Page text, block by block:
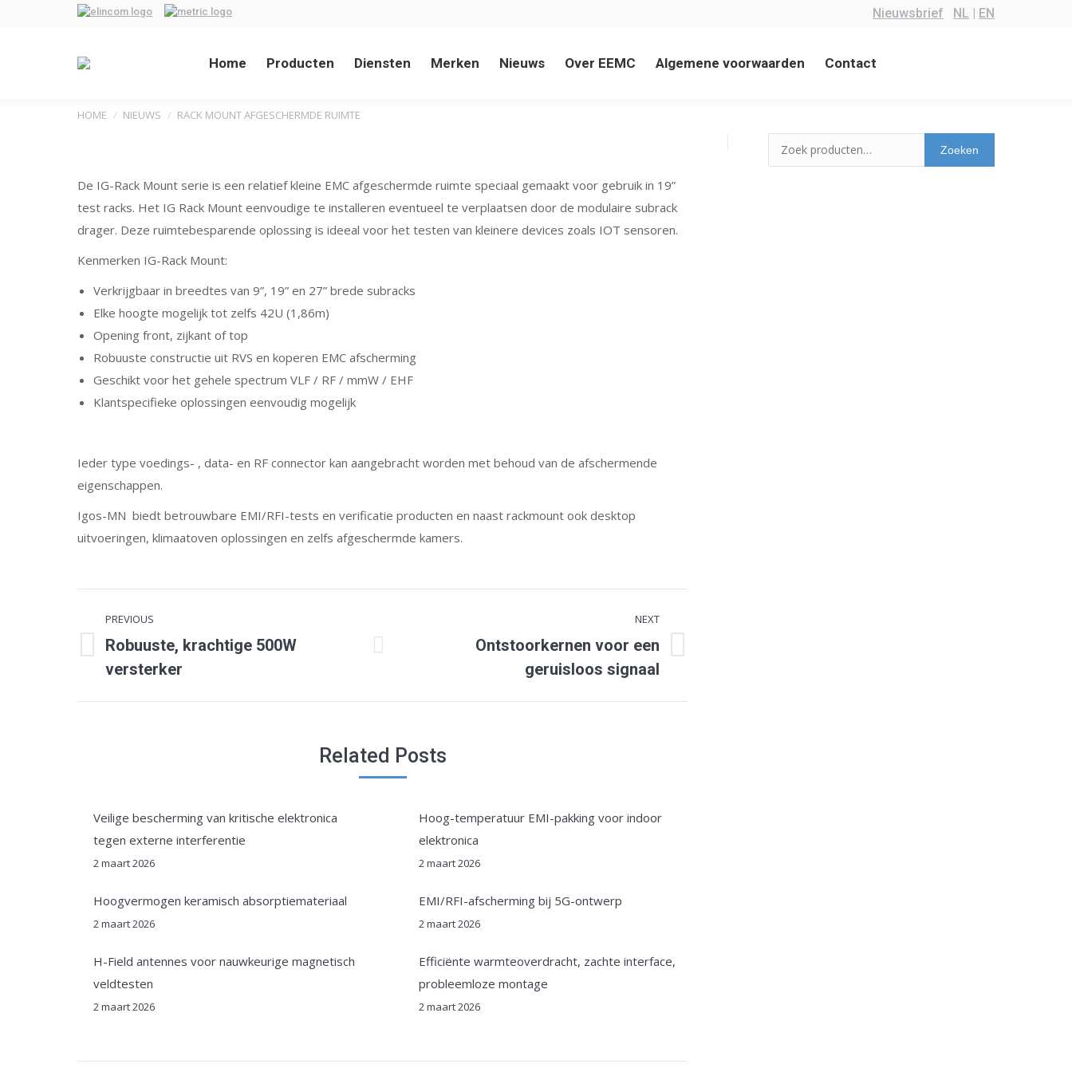
Nieuwsbrief NL | EN
Home Producten Diensten Merken Nieuws Over EEMC Algemene voorwaarden Contact
Je bent hier:
HOME NIEUWS RACK MOUNT AFGESCHERMDE RUIMTE
De IG-Rack Mount serie is een relatief kleine EMC afgeschermde ruimte speciaal gemaakt voor gebruik in 19”
test racks. Het IG Rack Mount eenvoudige te installeren eventueel te verplaatsen door de modulaire subrack
drager. Deze ruimtebesparende oplossing is ideeal voor het testen van kleinere devices zoals IOT sensoren.
Kenmerken IG-Rack Mount:
Verkrijgbaar in breedtes van 9”, 19” en 27” brede subracks
Elke hoogte mogelijk tot zelfs 42U (1,86m)
Opening front, zijkant of top
Robuuste constructie uit RVS en koperen EMC afscherming
Geschikt voor het gehele spectrum VLF / RF / mmW / EHF
Klantspecifieke oplossingen eenvoudig mogelijk
Ieder type voedings- , data- en RF connector kan aangebracht worden met behoud van de afschermende
eigenschappen.
Igos-MN biedt betrouwbare EMI/RFI-tests en verificatie producten en naast rackmount ook desktop
uitvoeringen, klimaatoven oplossingen en zelfs afgeschermde kamers.
navigation
PREVIOUS
Previous
post:
Robuuste, krachtige 500W
versterker
NEXT
Ontstoorkernen voor een
geruisloos signaal
Related Posts
Veilige bescherming van kritische elektronica
tegen externe interferentie
2 maart 2026
Hoog-temperatuur EMI-pakking voor indoor
elektronica
2 maart 2026
Hoogvermogen keramisch absorptiemateriaal
2 maart 2026
EMI/RFI-afscherming bij 5G-ontwerp
2 maart 2026
H-Field antennes voor nauwkeurige magnetisch
veldtesten
2 maart 2026
Efficiënte warmteoverdracht, zachte interface,
probleemloze montage
2 maart 2026
Zoeken